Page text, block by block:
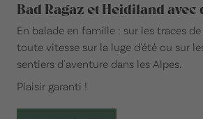
Bad Ragaz et Heidiland avec
En balade en famille : sur les traces
toute vitesse sur la luge d'été ou sur
sentiers d'aventure dans les Alpes.
Plaisir garanti !